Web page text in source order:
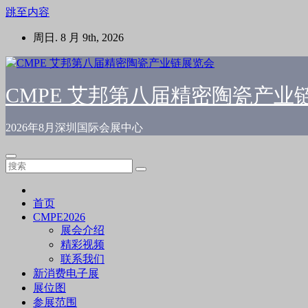
跳至内容
周日. 8 月 9th, 2026
CMPE 艾邦第八届精密陶瓷产业
2026年8月深圳国际会展中心
首页
CMPE2026
展会介绍
精彩视频
联系我们
新消费电子展
展位图
参展范围